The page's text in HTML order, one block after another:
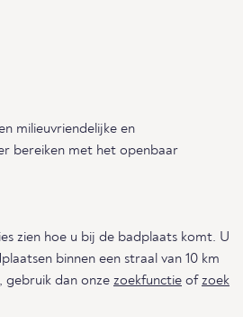
milieuvriendelijke en
bereiken met het openbaar
zien hoe u bij de badplaats komt. U
binnen een straal van 10 km
gebruik dan onze zoekfunctie ofzoek